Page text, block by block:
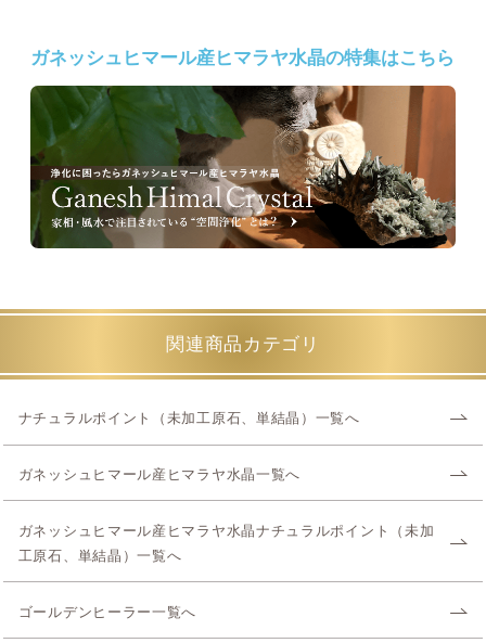
ガネッシュヒマール産ヒマラヤ水晶の特集はこちら
関連商品カテゴリ
ナチュラルポイント（未加工原石、単結晶）一覧へ
ガネッシュヒマール産ヒマラヤ水晶一覧へ
ガネッシュヒマール産ヒマラヤ水晶ナチュラルポイント（未加
工原石、単結晶）一覧へ
ゴールデンヒーラー一覧へ